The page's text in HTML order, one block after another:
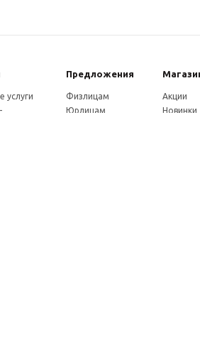
Предложения
услуги
Физлицам
Юрлицам
Акции
Новинки